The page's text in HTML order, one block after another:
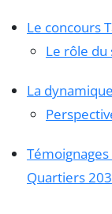
Le concours
Le rôle
La
Quartiers